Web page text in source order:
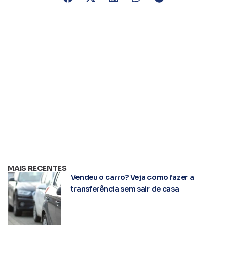
MAIS RECENTES
Vendeu o carro? Veja como fazer a
transferência sem sair de casa